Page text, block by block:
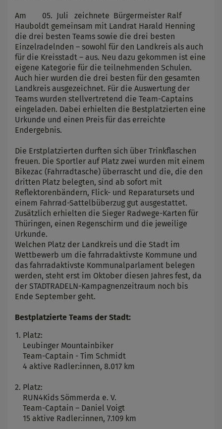
Am 05. Juli zeichnete Bürgermeister Ralf
Hauboldt gemeinsam mit Landrat Harald Henning
die drei besten Teams sowie die drei besten
Einzelradelnden – sowohl für den Landkreis als auch
für die Kreisstadt – aus. Neu dazu gekommen ist eine
eigene Kategorie für die teilnehmenden Schulen.
Auch hier wurden die drei besten für den gesamten
Landkreis ausgezeichnet. Für die Auswertung der
Teams wurden stellvertretend die Team-Captains
eingeladen. Dabei erhielten die Bestplatzierten eine
Urkunde und einen Preis für das erreichte
Endergebnis.
Die Erstplatzierten durften sich über Trinkflaschen
freuen. Die Sportler auf Platz zwei wurden mit einem
Bikezac (Fahrradtasche) überrascht und die, die den
dritten Platz belegten, sind ab sofort mit
Reflektorenbändern, Flick- und Reparatursets und
einem Fahrrad-Sattelbüberzug gut ausgestattet.
Zusätzlich erhielten die Sieger Radwege-Karten für
Thüringen, einen Regenschirm und die jeweilige
Urkunde.
Welchen Platz der Landkreis und die Stadt im
Wettbewerb um die fahrradaktivste Kommune und
das fahrradaktivste Kommunalparlament belegen
werden, steht erst im Oktober diesen Jahres fest, da
der STADTRADELN-Kampagnenzeitraum noch bis
Ende September geht.
Bestplatzierte Teams der Stadt:
Platz:
Leubinger Mountainbiker
Team-Captain - Tim Schmidt
4 aktive Radler:innen, 8.017 km
Platz:
RUN4Kids Sömmerda e. V.
Team-Captain – Daniel Voigt
15 aktive Radler:innen, 7.109 km